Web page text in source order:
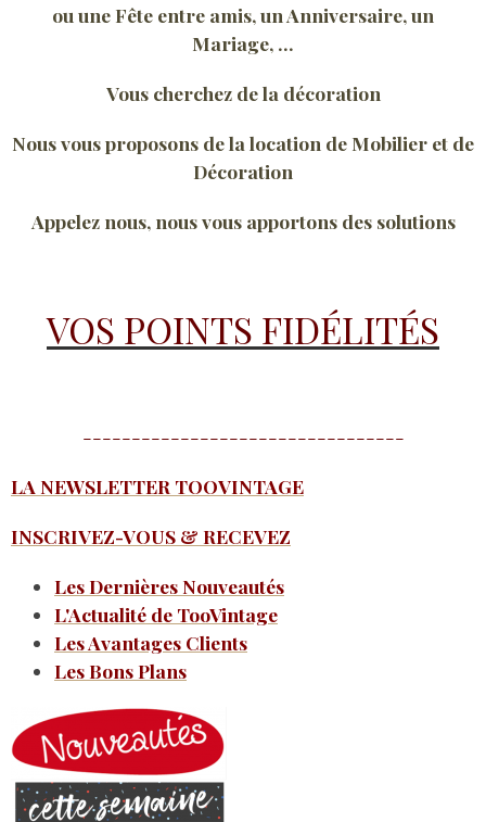
ou une Fête entre amis, un Anniversaire, un
Mariage, ...
Vous cherchez de la décoration
Nous vous proposons de la location de Mobilier et de
Décoration
Appelez nous, nous vous apportons des solutions
VOS POINTS FIDÉLITÉS
---------------------------------
LA NEWSLETTER TOOVINTAGE
INSCRIVEZ-VOUS & RECEVEZ
Les Dernières Nouveautés
L'Actualité de TooVintage
Les Avantages Clients
Les Bons Plans